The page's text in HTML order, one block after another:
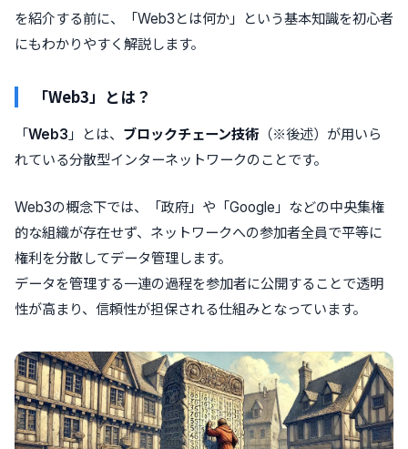
を紹介する前に、「Web3とは何か」という基本知識を初心者
にもわかりやすく解説します。
「Web3」とは？
「Web3 」とは、 ブロックチェーン技術 （※後述）が用いら
れている分散型インターネットワークのことです。
Web3の概念下では、「政府」や「Google」などの中央集権
的な組織が存在せず、ネットワークへの参加者全員で平等に
権利を分散してデータ管理します。
データを管理する一連の過程を参加者に公開することで透明
性が高まり、信頼性が担保される仕組みとなっています。